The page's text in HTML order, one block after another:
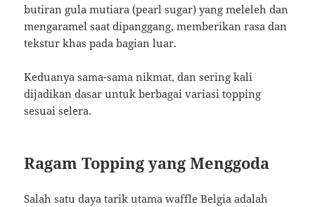
butiran gula mutiara (pearl sugar) yang meleleh dan
mengaramel saat dipanggang, memberikan rasa dan
tekstur khas pada bagian luar.
Keduanya sama-sama nikmat, dan sering kali
dijadikan dasar untuk berbagai variasi topping
sesuai selera.
Ragam Topping yang Menggoda
Salah satu daya tarik utama waffle Belgia adalah